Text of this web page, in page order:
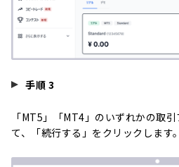
手順 3
「MT5」「MT4」のいずれかの取
て、「続行する」をクリックします。